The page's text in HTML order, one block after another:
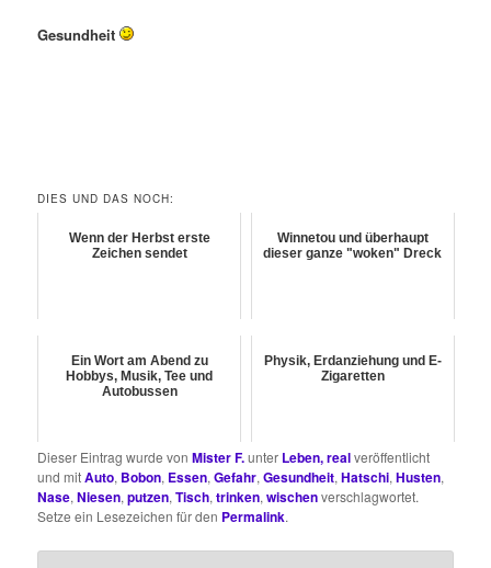
Gesundheit
DIES UND DAS NOCH:
Wenn der Herbst erste
Zeichen sendet
Winnetou und überhaupt
dieser ganze "woken" Dreck
Ein Wort am Abend zu
Hobbys, Musik, Tee und
Autobussen
Physik, Erdanziehung und E-
Zigaretten
Dieser Eintrag wurde vonMister F.unter Leben, realveröffentlicht
und mitAuto, Bobon, Essen,Gefahr,Gesundheit,Hatschi,Husten,
Nase,Niesen,putzen,Tisch,trinken,wischenverschlagwortet.
Setze ein Lesezeichen für den Permalink.